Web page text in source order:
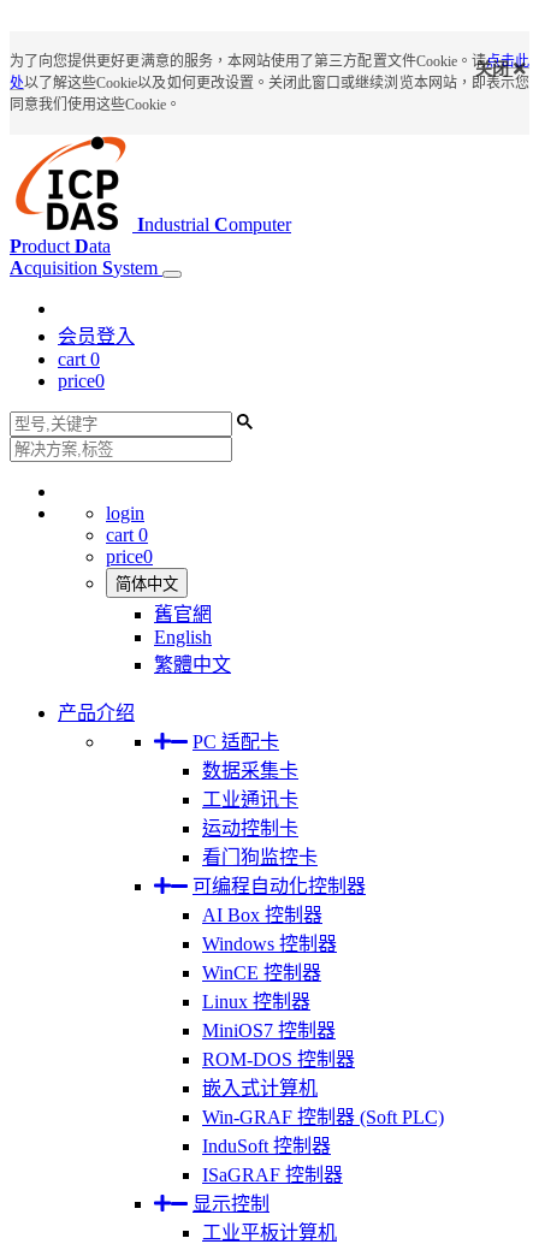
为了向您提供更好更满意的服务，本网站使用了第三方配置文件Cookie。请点击此
处以了解这些Cookie以及如何更改设置。关闭此窗口或继续浏览本网站，即表示您
同意我们使用这些Cookie。
关闭
Industrial Computer
Product Data
Acquisition System
会员登入
cart 0
price0
login
cart 0
price0
简体中文
舊官網
English
繁體中文
产品介绍
PC 适配卡
数据采集卡
工业通讯卡
运动控制卡
看门狗监控卡
可编程自动化控制器
AI Box 控制器
Windows 控制器
WinCE 控制器
Linux 控制器
MiniOS7 控制器
ROM-DOS 控制器
嵌入式计算机
Win-GRAF 控制器 (Soft PLC)
InduSoft 控制器
ISaGRAF 控制器
显示控制
工业平板计算机